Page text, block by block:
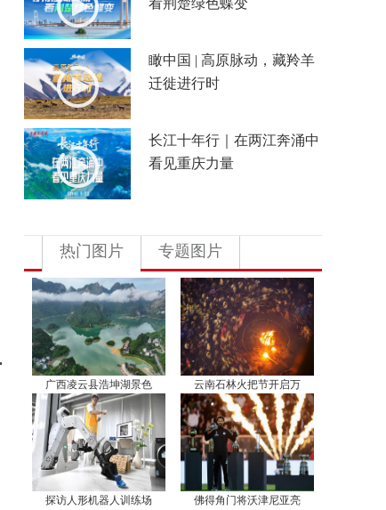
看荆楚绿色蝶变
瞰中国 | 高原脉动，藏羚羊
迁徙进行时
长江十年行｜在两江奔涌中
看见重庆力量
热门图片 专题图片
广西凌云县浩坤湖景色 云南石林火把节开启万
探访人形机器人训练场 佛得角门将沃津尼亚亮